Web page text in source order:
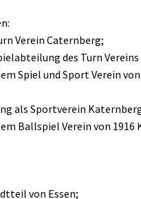
Verein Caternberg;
des Turn
Spiel und Sport Verein
als Sportverein
Ballspiel Verein von
von Essen;